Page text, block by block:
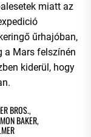
miatt az
űrhajóban,
a Mars felszínén
kiderül, hogy
BROS.,
BAKER,